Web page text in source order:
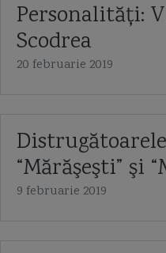
Personalități:
Scodrea
20 februarie 2019
“Mărăşeşti” şi
9 februarie 2019